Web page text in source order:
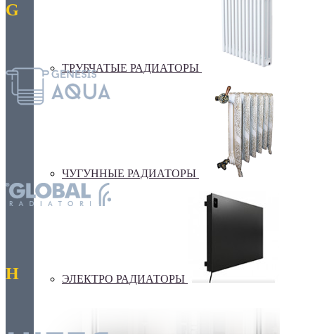
ТРУБЧАТЫЕ РАДИАТОРЫ
ЧУГУННЫЕ РАДИАТОРЫ
ЭЛЕКТРО РАДИАТОРЫ
G
H